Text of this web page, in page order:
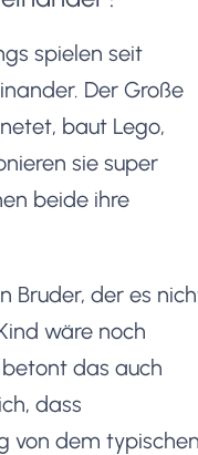
spielen seit
Der Große
baut Lego,
sie super
beide ihre
Bruder, der es
wäre noch
das auch
dass
von dem